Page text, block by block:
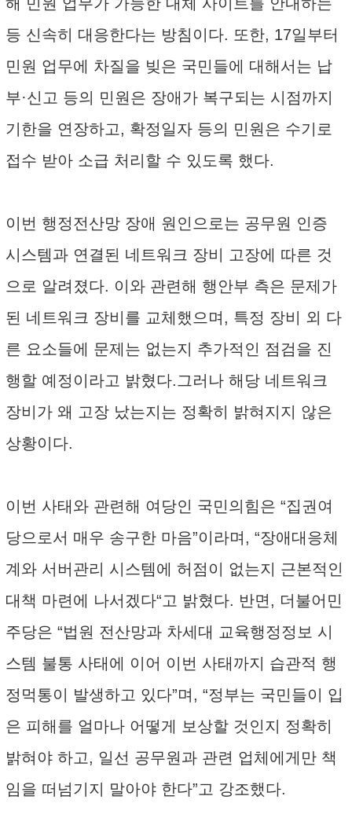
등 신속히 대응한다는 방침이다. 또한, 17일부터
민원 업무에 차질을 빚은 국민들에 대해서는 납
부·신고 등의 민원은 장애가 복구되는 시점까지
기한을 연장하고, 확정일자 등의 민원은 수기로
접수 받아 소급 처리할 수 있도록 했다.
이번 행정전산망 장애 원인으로는 공무원 인증
시스템과 연결된 네트워크 장비 고장에 따른 것
으로 알려졌다. 이와 관련해 행안부 측은 문제가
된 네트워크 장비를 교체했으며, 특정 장비 외 다
른 요소들에 문제는 없는지 추가적인 점검을 진
행할 예정이라고 밝혔다.그러나 해당 네트워크
장비가 왜 고장 났는지는 정확히 밝혀지지 않은
상황이다.
이번 사태와 관련해 여당인 국민의힘은 “집권여
당으로서 매우 송구한 마음”이라며, “장애대응체
계와 서버관리 시스템에 허점이 없는지 근본적인
대책 마련에 나서겠다“고 밝혔다. 반면, 더불어민
주당은 “법원 전산망과 차세대 교육행정정보 시
스템 불통 사태에 이어 이번 사태까지 습관적 행
정먹통이 발생하고 있다”며, “정부는 국민들이 입
은 피해를 얼마나 어떻게 보상할 것인지 정확히
밝혀야 하고, 일선 공무원과 관련 업체에게만 책
임을 떠넘기지 말아야 한다”고 강조했다.